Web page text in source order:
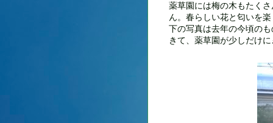
薬草園には梅の木もたく
ん。春らしい花と匂いを
下の写真は去年の今頃の
きて、薬草園が少しだけ